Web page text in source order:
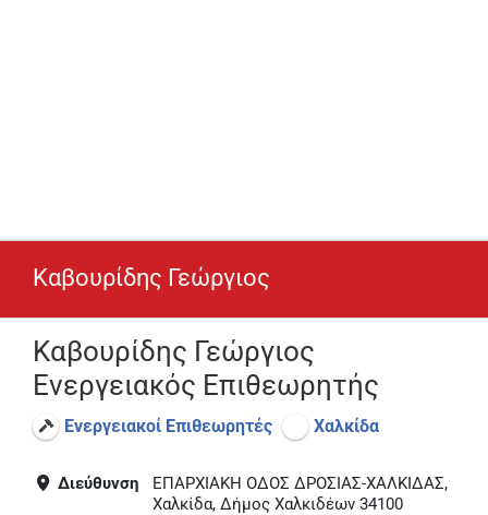
Καβουρίδης Γεώργιος
Καβουρίδης Γεώργιος
Ενεργειακός Επιθεωρητής
Ενεργειακοί Επιθεωρητές Χαλκίδα
Διεύθυνση
ΕΠΑΡΧΙΑΚΗ ΟΔΟΣ ΔΡΟΣΙΑΣ-ΧΑΛΚΙΔΑΣ,
Χαλκίδα, Δήμος Χαλκιδέων 34100